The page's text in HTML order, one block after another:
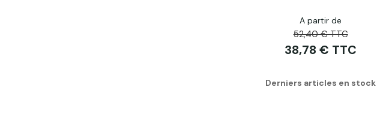
A partir de
52,40 € TTC
38,78 € TTC
Derniers articles en stock